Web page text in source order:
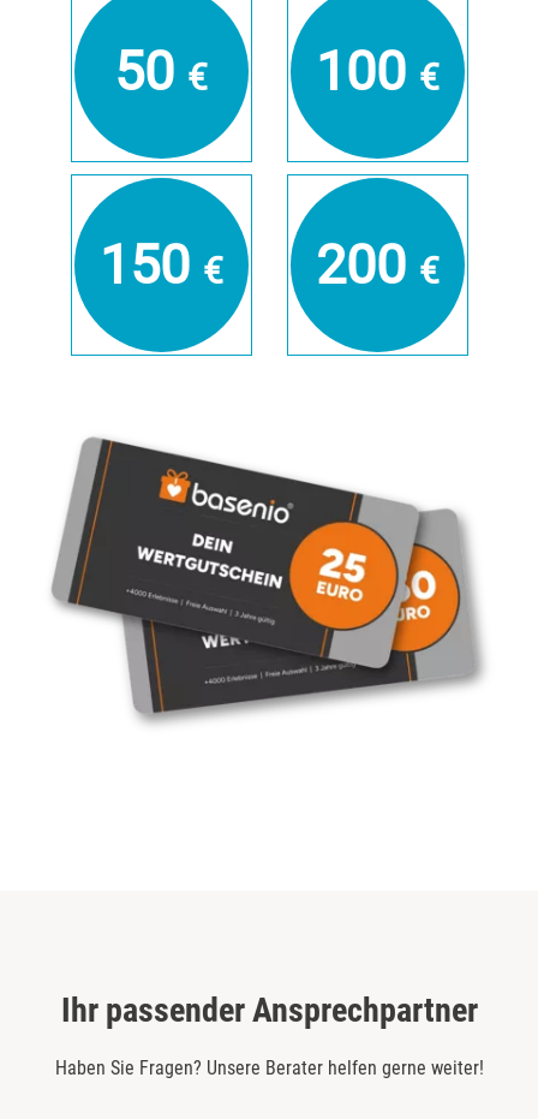
50 €
150 €
100 €
200 €
Ihr passender Ansprechpartner
Haben Sie Fragen? Unsere Berater helfen gerne weiter!